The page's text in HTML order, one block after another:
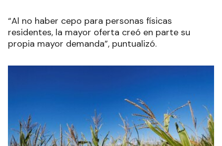
“Al no haber cepo para personas físicas
residentes, la mayor oferta creó en parte su
propia mayor demanda”, puntualizó.